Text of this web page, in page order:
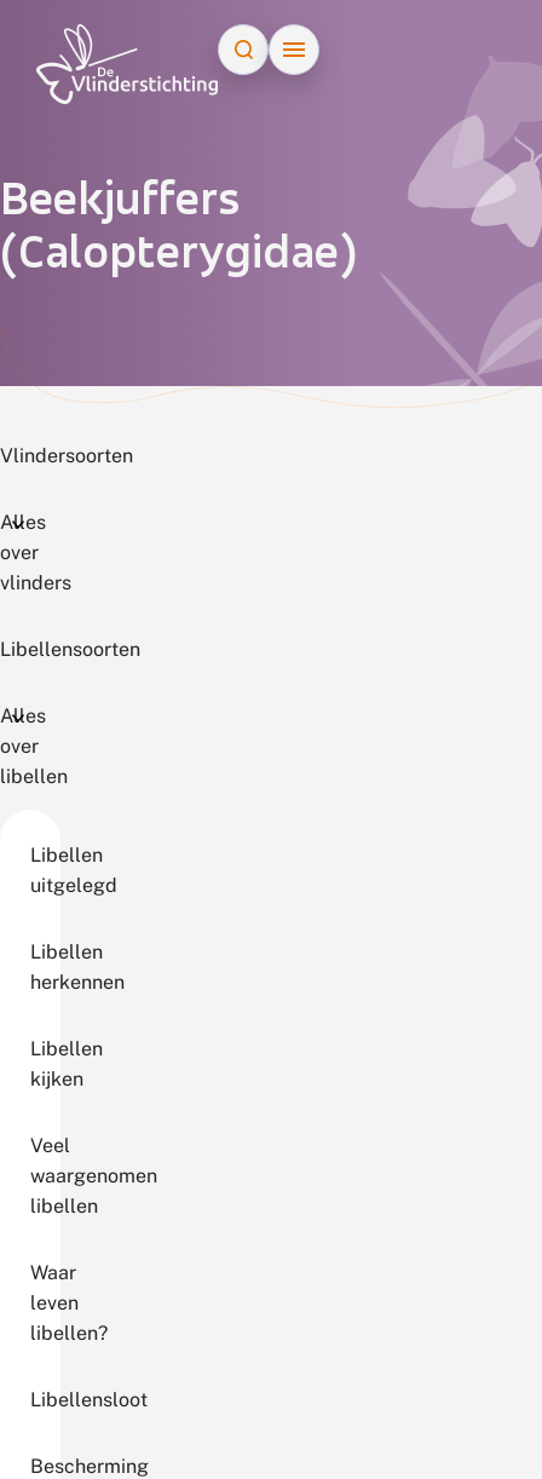
Beekjuffers
(Calopterygidae)
Vlindersoorten
Alles
over
vlinders
Libellensoorten
Alles
over
libellen
Libellen
uitgelegd
Libellen
herkennen
Libellen
kijken
Veel
waargenomen
libellen
Waar
leven
libellen?
Libellensloot
Bescherming